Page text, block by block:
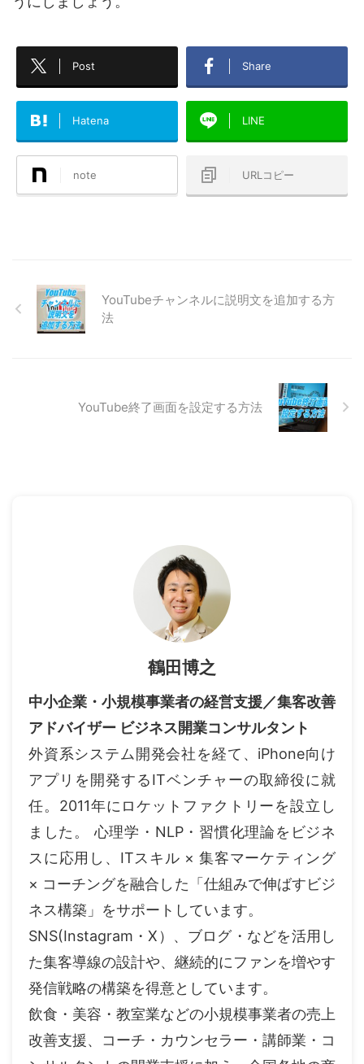
Post Share
Hatena LINE
note URLコピー
YouTubeチャンネルに説明文を追加する方
法
YouTube終了画面を設定する方法
鶴田博之
中小企業・小規模事業者の経営支援／集客改善
アドバイザー ビジネス開業コンサルタント
外資系システム開発会社を経て、iPhone向け
アプリを開発するITベンチャーの取締役に就
任。2011年にロケットファクトリーを設立し
ました。 心理学・NLP・習慣化理論をビジネ
スに応用し、ITスキル × 集客マーケティング
× コーチングを融合した「仕組みで伸ばすビジ
ネス構築」をサポートしています。
SNS(Instagram・X）、ブログ・などを活用し
た集客導線の設計や、継続的にファンを増やす
発信戦略の構築を得意としています。
飲食・美容・教室業などの小規模事業者の売上
改善支援、コーチ・カウンセラー・講師業・コ